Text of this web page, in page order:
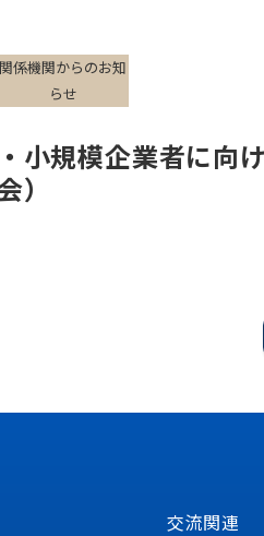
関係機関からのお知
らせ
小規模企業者に向
）
交流関連